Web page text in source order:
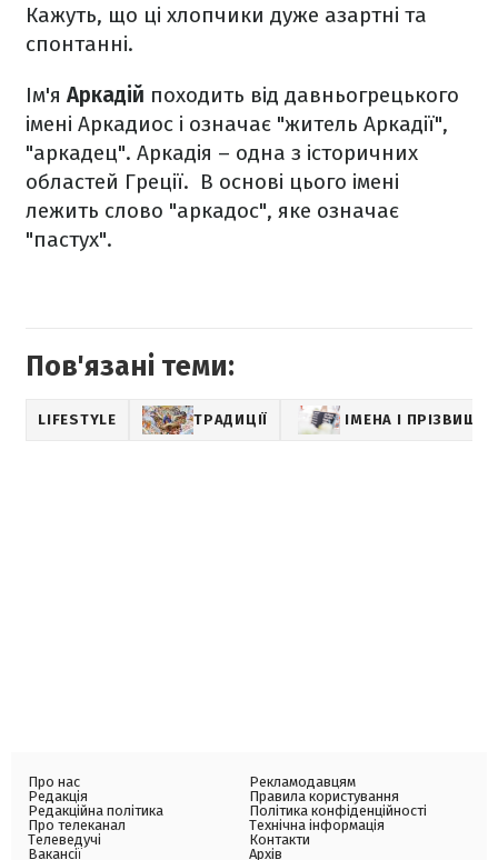
Кажуть, що ці хлопчики дуже азартні та
спонтанні.
Ім'я Аркадій походить від давньогрецького
імені Аркадиос і означає "житель Аркадії",
"аркадец". Аркадія – одна з історичних
областей Греції. В основі цього імені
лежить слово "аркадос", яке означає
"пастух".
Пов'язані теми:
LIFESTYLE ТРАДИЦІЇ ІМЕНА І ПРІЗВИЩА
Про нас
Редакція
Редакційна політика
Про телеканал
Телеведучі
Вакансії
Рекламодавцям
Правила користування
Політика конфіденційності
Технічна інформація
Контакти
Архів